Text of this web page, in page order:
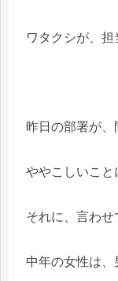
ワタクシが、
昨日の部署が、
ややこしいこと
それに、言わせ
中年の女性は、